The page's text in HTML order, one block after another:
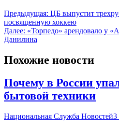
Предыдущая: ЦБ выпустит
посвященную хоккею
Далее: «Торпедо» арендовало у
Данилина
Похожие новости
Почему в России
бытовой техники
Национальная Служба Новостей3